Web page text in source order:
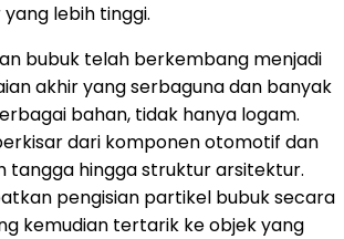
lebih tinggi.
bubuk telah berkembang menjadi
akhir yang serbaguna dan banyak
bahan, tidak hanya logam.
dari komponen otomotif dan
tangga hingga struktur arsitektur.
pengisian partikel bubuk secara
kemudian tertarik ke objek yang